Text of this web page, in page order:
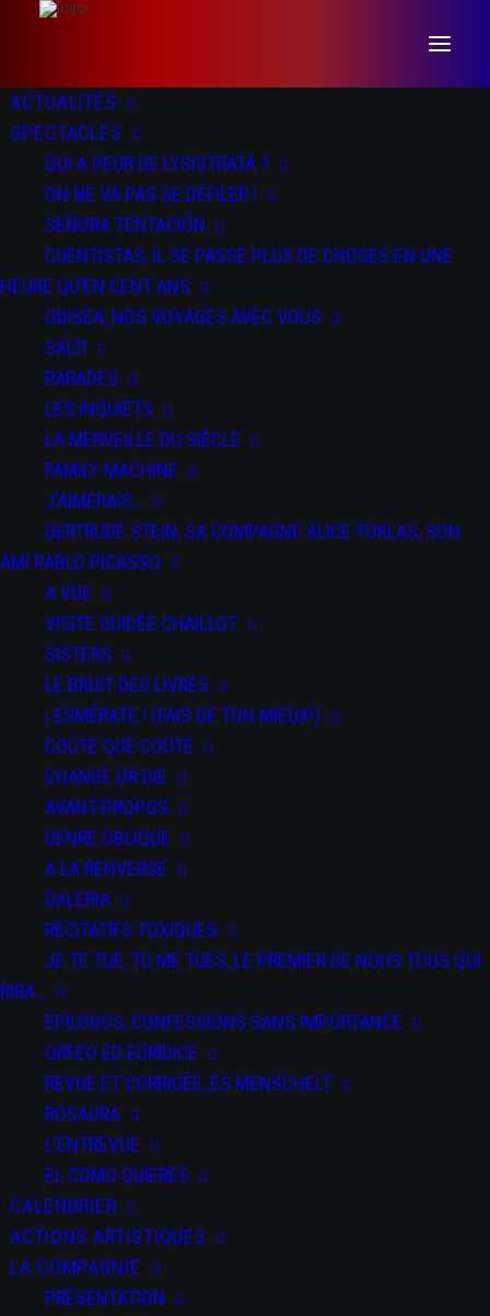
ACTUALITÉS
SPECTACLES
QUI A PEUR DE LYSISTRATA ?
ON NE VA PAS SE DÉFILER !
SEÑORA TENTACIÓN
CUENTISTAS, IL SE PASSE PLUS DE CHOSES EN UNE
HEURE QU’EN CENT ANS
ODISEA, NOS VOYAGES AVEC VOUS
SALTI
PARADES
LES INQUIETS
LA MERVEILLE DU SIÈCLE
FAMILY MACHINE
J’AIMERAIS…
GERTRUDE STEIN, SA COMPAGNE ALICE TOKLAS, SON
AMI PABLO PICASSO
A VUE
VISITE GUIDÉE CHAILLOT
SISTERS
LE BRUIT DES LIVRES
¡ ESMÉRATE ! (FAIS DE TON MIEUX!)
COÛTE QUE COÛTE
CHANGE OR DIE
AVANT-PROPOS
GENRE OBLIQUE
A LA RENVERSE
GALERIA
RÉCITATIFS TOXIQUES
JE TE TUE, TU ME TUES, LE PREMIER DE NOUS TOUS QUI
RIRA…
EPILOGOS, CONFESSIONS SANS IMPORTANCE
ORFEO ED EURIDICE
REVUE ET CORRIGÉE, ES MENSCHELT
ROSAURA
L’ENTREVUE
EL COMO QUIERES
CALENDRIER
ACTIONS ARTISTIQUES
LA COMPAGNIE
PRÉSENTATION
ODISEA nos voyages avec
DATE
03 Mai
2025
SPECTACLES
Odisea
voyages avec
vous
PARTAGEZ CET